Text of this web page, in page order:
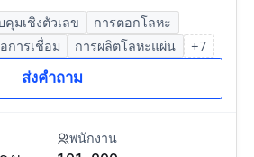
คุมเชิงตัวเลข
การตอกโลหะ
การเชื่อม
การผลิตโลหะแผ่น +7
ส่งคำถาม
พนักงาน